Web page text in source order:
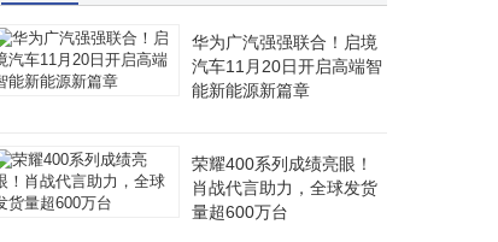
华为广汽强强联合！启境
汽车11月20日开启高端智
能新能源新篇章
荣耀400系列成绩亮眼！
肖战代言助力，全球发货
量超600万台